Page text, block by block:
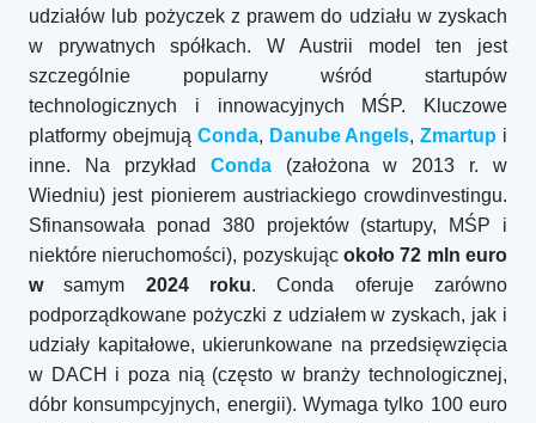
udziałów lub pożyczek z prawem do udziału w zyskach
w prywatnych spółkach. W Austrii model ten jest
szczególnie popularny wśród startupów
technologicznych i innowacyjnych MŚP. Kluczowe
platformy obejmują Conda, Danube Angels,Zmartup i
inne. Na przykład Conda(założona w 2013 r. w
Wiedniu) jest pionierem austriackiego crowdinvestingu.
Sfinansowała ponad 380 projektów (startupy, MŚP i
niektóre nieruchomości), pozyskując około 72 mln euro
wsamym 2024 roku. Conda oferuje zarówno
podporządkowane pożyczki z udziałem w zyskach, jak i
udziały kapitałowe, ukierunkowane na przedsięwzięcia
w DACH i poza nią (często w branży technologicznej,
dóbr konsumpcyjnych, energii). Wymaga tylko 100 euro